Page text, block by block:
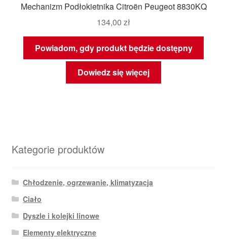
Mechanizm Podłokietnika Citroën Peugeot 8830KQ
134,00 zł
Powiadom, gdy produkt będzie dostępny
Dowiedz się więcej
Kategorie produktów
Chłodzenie, ogrzewanie, klimatyzacja
Ciało
Dyszle i kolejki linowe
Elementy elektryczne